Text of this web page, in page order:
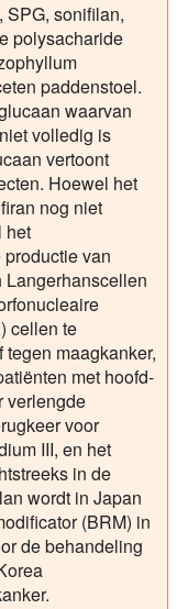
SPG, sonifilan,
polysacharide
paddenstoel.
waarvan
volledig is
vertoont
Hoewel het
nog niet
het
van
Langerhanscellen
cellen te
maagkanker,
met hoofd-
verlengde
voor
III, en het
in de
wordt in Japan
(BRM) in
de behandeling